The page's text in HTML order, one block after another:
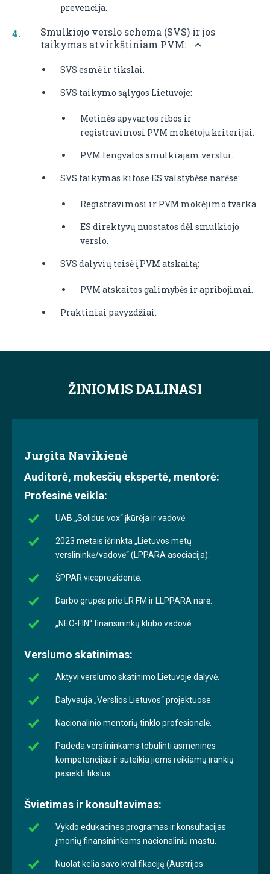
prevencija.
Smulkiojo verslo schema (SVS) ir jos
taikymas atvirkštiniam PVM:
SVS esmė ir tikslai.
SVS taikymo sąlygos Lietuvoje:
Metinės apyvartos ribos ir
registravimosi PVM mokėtoju kriterijai.
PVM lengvatos smulkiajam verslui.
SVS taikymas kitose ES valstybėse narėse:
Registravimosi ir PVM mokėjimo tvarka.
ES direktyvų nuostatos dėl smulkiojo
verslo.
SVS dalyvių teisė į PVM atskaitą:
PVM atskaitos galimybės ir apribojimai.
Praktiniai pavyzdžiai.
ŽINIOMIS DALINASI
Jurgita Navikienė
Auditorė, mokesčių ekspertė, mentorė:
Profesinė veikla:
UAB „Solidus vox“ įkūrėja ir vadovė.
2023 metais išrinkta „Lietuvos metų
verslininkė/vadovė“ (LPPARA asociacija).
ŠPPAR viceprezidentė.
Darbo grupės prie LR FM ir LLPPARA narė.
„NEO-FIN“ finansininkų klubo vadovė.
Verslumo skatinimas:
Aktyvi verslumo skatinimo Lietuvoje dalyvė.
Dalyvauja „Verslios Lietuvos“ projektuose.
Nacionalinio mentorių tinklo profesionalė.
Padeda verslininkams tobulinti asmenines
kompetencijas ir suteikia jiems reikiamų įrankių
pasiekti tikslus.
Švietimas ir konsultavimas:
Vykdo edukacines programas ir konsultacijas
įmonių finansininkams nacionaliniu mastu.
Nuolat kelia savo kvalifikaciją (Austrijos